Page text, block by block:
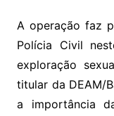
A operação faz
Polícia Civil
exploração
titular da DEAM/
a importância